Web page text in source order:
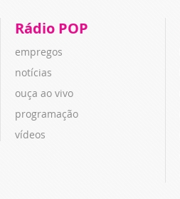
Rádio POP
empregos
notícias
ouça ao vivo
programação
vídeos